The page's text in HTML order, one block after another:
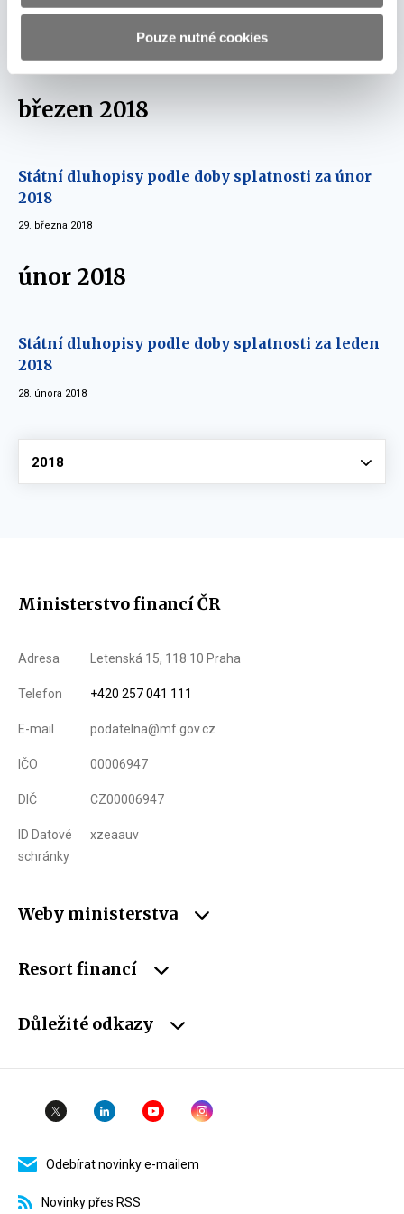
Pouze nutné cookies
Státní dluhopisy podle doby splatnosti za
17. května 2018
březen 2018
Státní dluhopisy podle doby splatnosti za únor
2018
29. března 2018
únor 2018
Státní dluhopisy podle doby splatnosti za leden
2018
28. února 2018
Vyberte
2018
Ministerstvo financí ČR
Adresa Letenská 15, 118 10 Praha
Telefon +420 257 041 111
E-mail podatelna@mf.gov.cz
IČO 00006947
DIČ CZ00006947
ID Datové
schránky
xzeaauv
Weby ministerstva
Resort financí
Důležité odkazy
Odebírat novinky e-mailem
Novinky přes RSS